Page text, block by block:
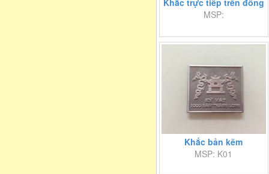
Khắc trực tiếp trên đồng
MSP:
Khắc bản kẽm
MSP: K01